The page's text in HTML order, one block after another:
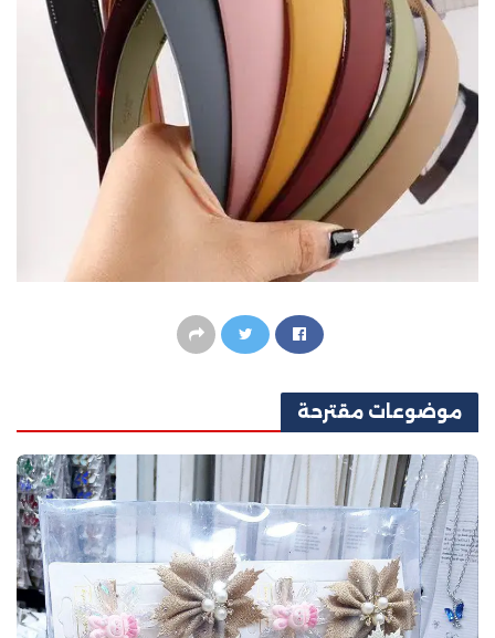
موضوعات مقترحة